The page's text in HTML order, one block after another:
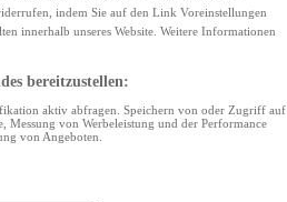
indem Sie auf den Link Voreinstellungen
innerhalb unseres Website. Weitere Informationen
bereitzustellen:
aktiv abfragen. Speichern von oder Zugriff auf
Messung von Werbeleistung und der Performance
von Angeboten.